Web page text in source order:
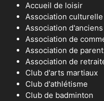
Accueil de loisir
Association culturelle
Association
Association de
Association de
Association de
Club d'arts martiaux
Club d'athlétisme
Club de badminton